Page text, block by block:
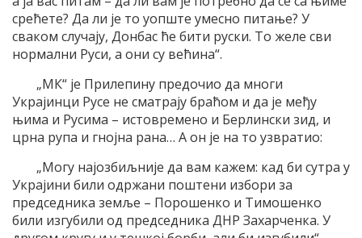
срећете? Да ли је то уопште умесно питање? У
сваком случају, Донбас ће бити руски. То желе сви
нормални Руси, а они су већина“.
„МК“ је Прилепину предочио да многи
Украјинци Русе не сматрају браћом и да је међу
њима и Русима – истовремено и Берлински зид, и
црна рупа и гнојна рана… А он је на то узвратио:
„Могу најозбиљније да вам кажем: кад би сутра у
Украјини били одржани поштени избори за
председника земље – Порошенко и Тимошенко
били изгубили од председника ДНР Захарченка. У